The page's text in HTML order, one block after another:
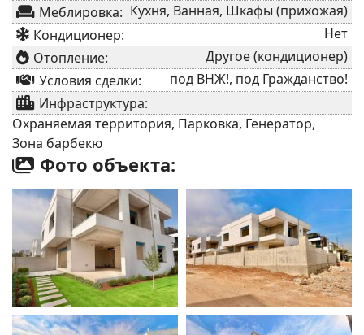
Меблировка: Кухня, Ванная, Шкафы (прихожая)
Кондиционер:
Нет
Отопление:
Другое (кондиционер)
Условия сделки:
под ВНЖ!, под Гражданство!
Инфраструктура:
Охраняемая территория, Парковка, Генератор,
Зона барбекю
Фото объекта: